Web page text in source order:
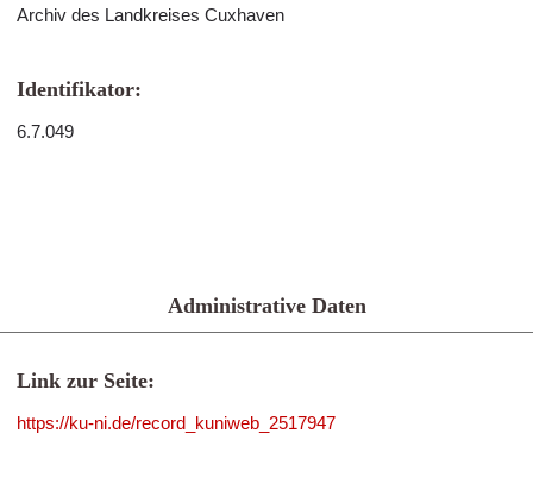
Archiv des Landkreises Cuxhaven
Identifikator:
6.7.049
Administrative Daten
Link zur Seite:
https://ku-ni.de/record_kuniweb_2517947